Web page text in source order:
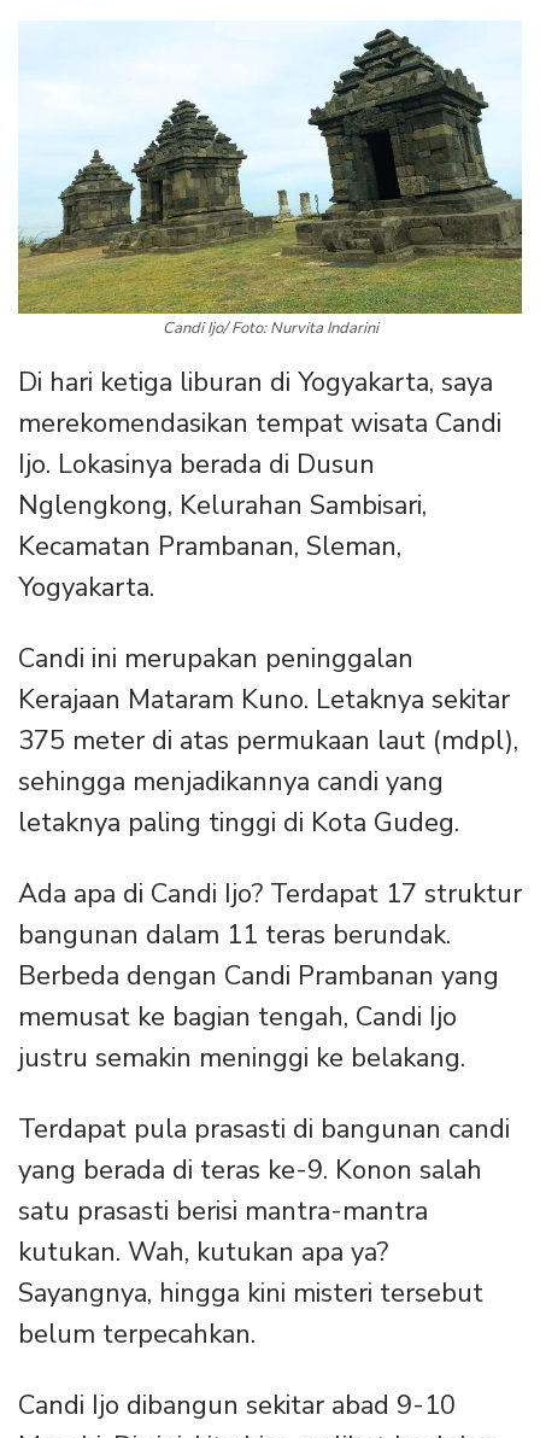
Candi Ijo/ Foto: Nurvita Indarini
Di hari ketiga liburan di Yogyakarta, saya
merekomendasikan tempat wisata Candi
Ijo. Lokasinya berada di Dusun
Nglengkong, Kelurahan Sambisari,
Kecamatan Prambanan, Sleman,
Yogyakarta.
Candi ini merupakan peninggalan
Kerajaan Mataram Kuno. Letaknya sekitar
375 meter di atas permukaan laut (mdpl),
sehingga menjadikannya candi yang
letaknya paling tinggi di Kota Gudeg.
Ada apa di Candi Ijo? Terdapat 17 struktur
bangunan dalam 11 teras berundak.
Berbeda dengan Candi Prambanan yang
memusat ke bagian tengah, Candi Ijo
justru semakin meninggi ke belakang.
Terdapat pula prasasti di bangunan candi
yang berada di teras ke-9. Konon salah
satu prasasti berisi mantra-mantra
kutukan. Wah, kutukan apa ya?
Sayangnya, hingga kini misteri tersebut
belum terpecahkan.
Candi Ijo dibangun sekitar abad 9-10